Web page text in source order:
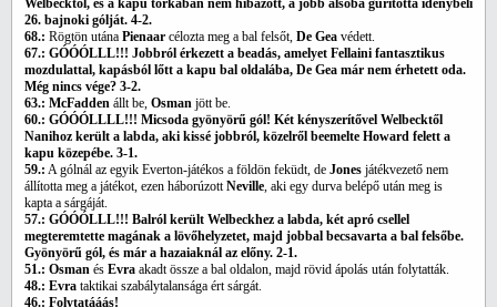
Welbecktől, és a kapu torkában nem hibázott, a jobb alsóba gurította idénybeli
26. bajnoki gólját. 4-2.
68.: Rögtön utána Pienaar célozta meg a bal felsőt, De Gea védett.
67.: GÓÓÓLLL!!! Jobbról érkezett a beadás, amelyet Fellaini fantasztikus
mozdulattal, kapásból lőtt a kapu bal oldalába, De Gea már nem érhetett oda.
Még nincs vége? 3-2.
63.: McFadden állt be, Osman jött be.
60.: GÓÓÓLLLL!!! Micsoda gyönyörű gól! Két kényszerítővel Welbecktől
Nanihoz került a labda, aki kissé jobbról, közelről beemelte Howard felett a
kapu közepébe. 3-1.
59.: A gólnál az egyik Everton-játékos a földön feküdt, de Jones játékvezető nem
állította meg a játékot, ezen háborúzottNeville, aki egy durva belépő után meg is
kapta a sárgáját.
57.: GÓÓÓLLL!!! Balról került Welbeckhez a labda, két apró csellel
megteremtette magának a lövőhelyzetet, majd jobbal becsavarta a bal felsőbe.
Gyönyörű gól, és már a hazaiaknál az előny. 2-1.
51.: Osman és Evra akadt össze a bal oldalon, majd rövid ápolás után folytatták.
48.: Evra taktikai szabálytalansága ért sárgát.
46.: Folytatááás!